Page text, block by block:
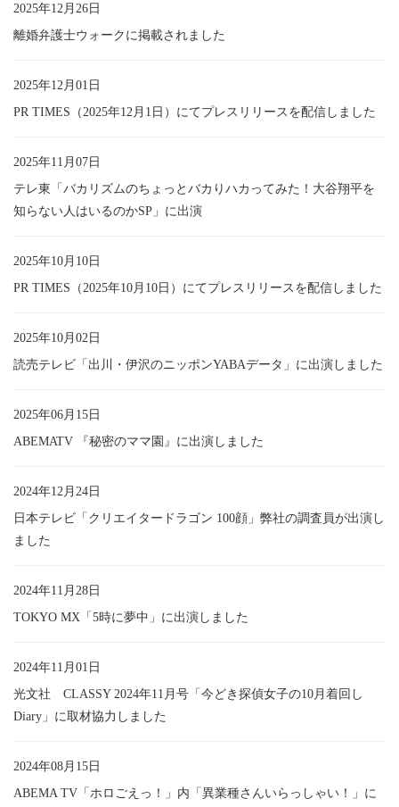
2025年12月26日
離婚弁護士ウォークに掲載されました
2025年12月01日
PR TIMES（2025年12月1日）にてプレスリリースを配信しました
2025年11月07日
テレ東「バカリズムのちょっとバカりハカってみた！大谷翔平を
知らない人はいるのかSP」に出演
2025年10月10日
PR TIMES（2025年10月10日）にてプレスリリースを配信しました
2025年10月02日
読売テレビ「出川・伊沢のニッポンYABAデータ」に出演しました
2025年06月15日
ABEMATV 『秘密のママ園』に出演しました
2024年12月24日
日本テレビ「クリエイタードラゴン 100顔」弊社の調査員が出演し
ました
2024年11月28日
TOKYO MX「5時に夢中」に出演しました
2024年11月01日
光文社 CLASSY 2024年11月号「今どき探偵女子の10月着回し
Diary」に取材協力しました
2024年08月15日
ABEMA TV「ホロごえっ！」内「異業種さんいらっしゃい！」に